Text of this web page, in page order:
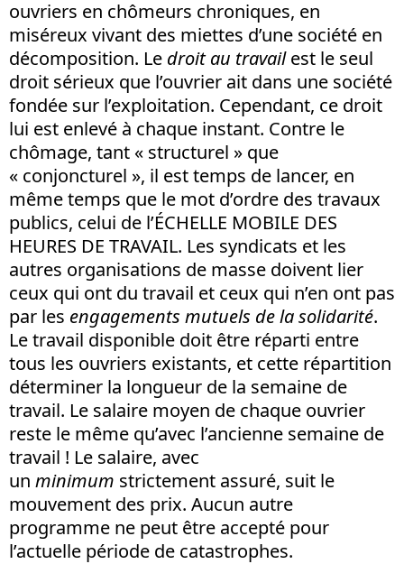
ouvriers en chômeurs chroniques, en
miséreux vivant des miettes d’une société en
décomposition. Le droit au travailest le seul
droit sérieux que l’ouvrier ait dans une société
fondée sur l’exploitation. Cependant, ce droit
lui est enlevé à chaque instant. Contre le
chômage, tant « structurel » que
« conjoncturel », il est temps de lancer, en
même temps que le mot d’ordre des travaux
publics, celui de l’ÉCHELLE MOBILE DES
HEURES DE TRAVAIL. Les syndicats et les
autres organisations de masse doivent lier
ceux qui ont du travail et ceux qui n’en ont pas
par les engagements mutuels de la solidarité.
Le travail disponible doit être réparti entre
tous les ouvriers existants, et cette répartition
déterminer la longueur de la semaine de
travail. Le salaire moyen de chaque ouvrier
reste le même qu’avec l’ancienne semaine de
travail ! Le salaire, avec
un minimum strictement assuré, suit le
mouvement des prix. Aucun autre
programme ne peut être accepté pour
l’actuelle période de catastrophes.